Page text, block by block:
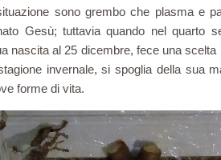
sono grembo che plasma e
Gesù; tuttavia quando nel quarto
nascita al 25 dicembre, fece una scelta
invernale, si spoglia della sua
forme di vita.